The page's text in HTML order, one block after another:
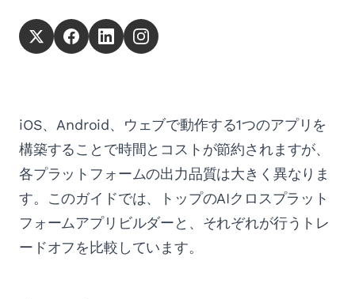
iOS、Android、ウェブで動作する1つのアプリを
構築することで時間とコストが節約されますが、
各プラットフォームの出力品質は大きく異なりま
す。このガイドでは、トップのAIクロスプラット
フォームアプリビルダーと、それぞれが行うトレ
ードオフを比較しています。